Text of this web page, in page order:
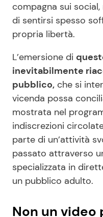
compagna sui
di sentirsi spesso
propria libertà.
L’emersione di
inevitabilmente
pubblico, che si
vicenda possa
mostrata nel
indiscrezioni
parte di un’attività
passato attraverso
specializzata in
un pubblico adulto.
Non un video